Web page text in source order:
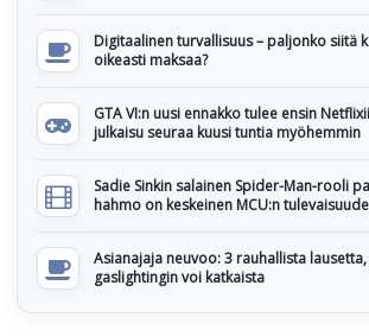
Digitaalinen turvallisuus – paljonko siitä
oikeasti maksaa?
GTA VI:n uusi ennakko tulee ensin
julkaisu seuraa kuusi tuntia myöhemmin
Sadie Sinkin salainen Spider-Man-rooli
hahmo on keskeinen MCU:n
Asianajaja neuvoo: 3 rauhallista
gaslightingin voi katkaista